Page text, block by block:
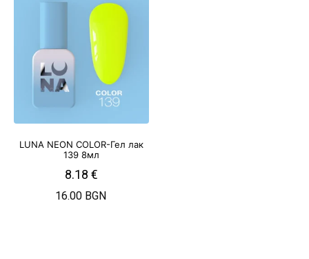
LUNA NEON COLOR-Гел лак
139 8мл
8.18 €
16.00 BGN